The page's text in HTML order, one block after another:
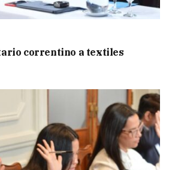
correntino a textiles